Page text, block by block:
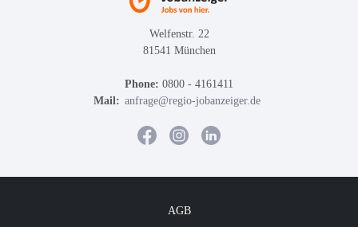
Welfenstr. 22
81541 München
Phone: 0800 - 4161411
Mail: anfrage@regio-jobanzeiger.de
AGB